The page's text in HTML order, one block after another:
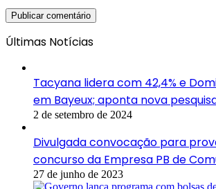
Últimas Notícias
Tacyana lidera com 42,4% e
em Bayeux; aponta nova
2 de setembro de 2024
Divulgada convocação para
concurso da Empresa PB de
27 de junho de 2023